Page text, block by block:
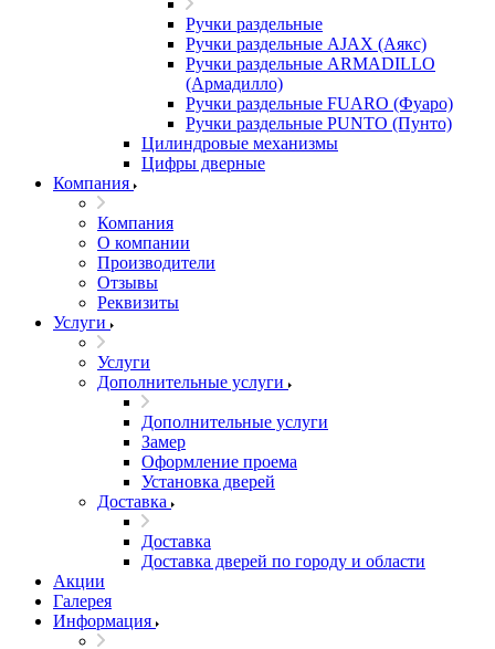
Ручки раздельные
Ручки раздельные AJAX (Аякс)
Ручки раздельные ARMADILLO
(Армадилло)
Ручки раздельные FUARO (Фуаро)
Ручки раздельные PUNTO (Пунто)
Цилиндровые механизмы
Цифры дверные
Компания
Компания
О компании
Производители
Отзывы
Реквизиты
Услуги
Услуги
Дополнительные услуги
Дополнительные услуги
Замер
Оформление проема
Установка дверей
Доставка
Доставка
Доставка дверей по городу и области
Акции
Галерея
Информация